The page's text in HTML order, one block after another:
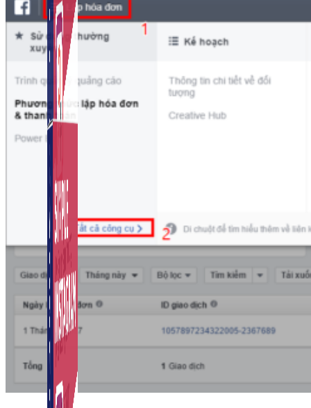
Auto Viral Content
Công cụ đặt lịch, đăng bài tự động cho hàng loạt
Fanpage.